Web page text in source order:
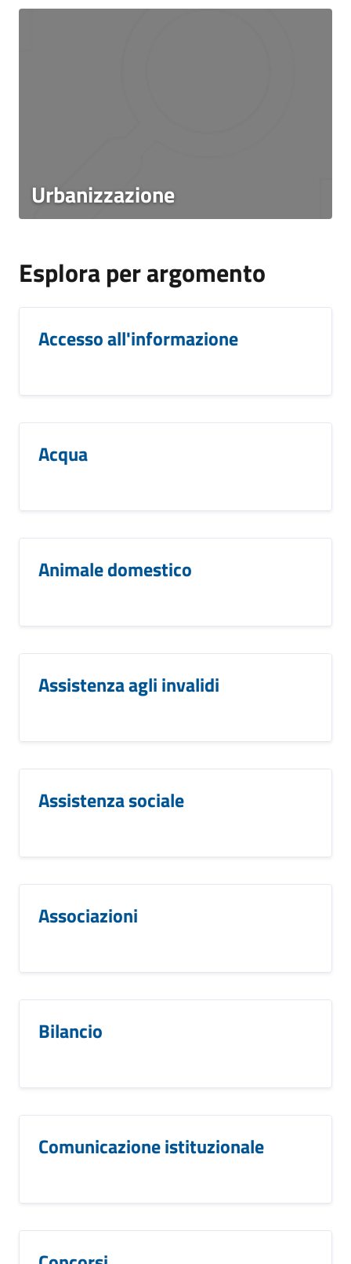
Urbanizzazione
Esplora per argomento
Accesso all'informazione
Acqua
Animale domestico
Assistenza agli invalidi
Assistenza sociale
Associazioni
Bilancio
Comunicazione istituzionale